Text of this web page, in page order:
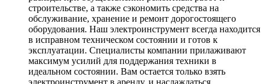
строительстве, а также сэкономить средства на
обслуживание, хранение и ремонт дорогостоящего
оборудования. Наш электроинструмент всегда находится
в исправном техническом состоянии и готов к
эксплуатации. Специалисты компании прилаживают
максимум усилий для поддержания техники в
идеальном состоянии. Вам остается только взять
электроинструмент в аренду, и наслаждаться